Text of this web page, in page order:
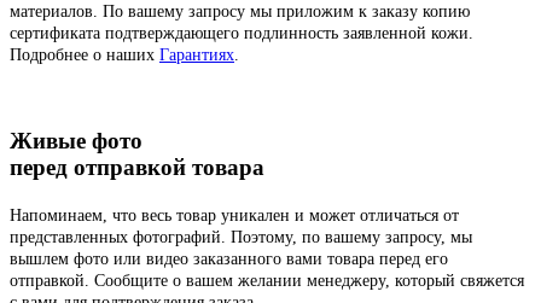
материалов. По вашему запросу мы приложим к заказу копию
сертификата подтверждающего подлинность заявленной кожи.
Подробнее о наших Гарантиях
Живые фото
перед отправкой товара
Напоминаем, что весь товар уникален и может отличаться от
представленных фотографий. Поэтому, по вашему запросу, мы
вышлем фото или видео заказанного вами товара перед его
отправкой. Сообщите о вашем желании менеджеру, который свяжется